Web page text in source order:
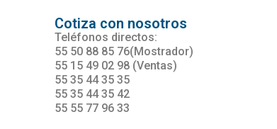
Cotiza con nosotros
Teléfonos directos:
55 50 88 85 76(Mostrador)
55 15 49 02 98 (Ventas)
55 35 44 35 35
55 35 44 35 42
55 55 77 96 33